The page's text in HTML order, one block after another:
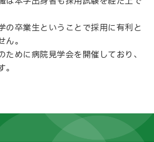
の卒業生ということで採用に有利と
ん。
ために病院見学会を開催しており、
。